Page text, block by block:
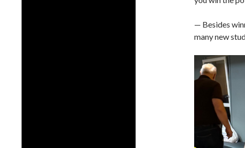
— Besides
many new